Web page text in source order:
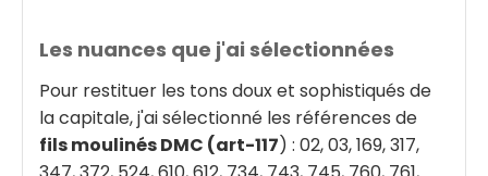
Les nuances que j'ai sélectionnées
Pour restituer les tons doux et sophistiqués de
la capitale, j'ai sélectionné les références de
fils moulinés DMC (art-117) : 02, 03, 169, 317,